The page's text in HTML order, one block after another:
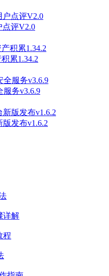
点评V2.0
累1.34.2
服务v3.6.9
发布v1.6.2
详解
程